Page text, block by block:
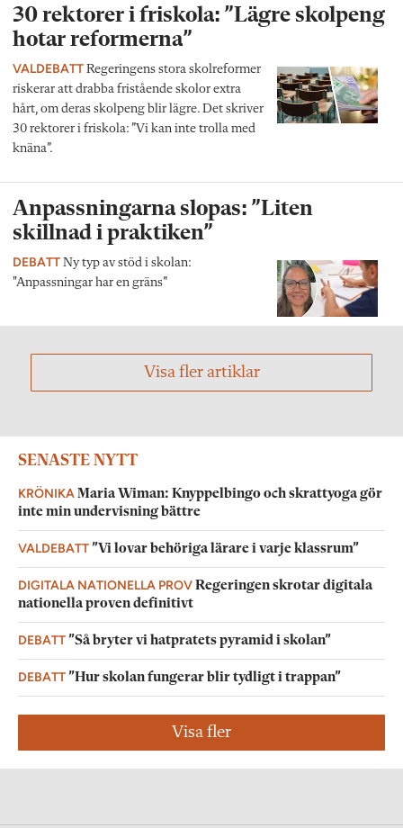
30 rektorer i friskola: ”Lägre skolpeng
hotar reformerna”
VALDEBATT Regeringens stora skolreformer
riskerar att drabba fristående skolor extra
hårt, om deras skolpeng blir lägre. Det skriver
30 rektorer i friskola: ”Vi kan inte trolla med
knäna”.
Anpassningarna slopas: ”Liten
skillnad i praktiken”
DEBATT Ny typ av stöd i skolan:
"Anpassningar har en gräns”
Visa fler artiklar
SENASTE NYTT
KRÖNIKA Maria Wiman: Knyppelbingo och skrattyoga gör
inte min undervisning bättre
VALDEBATT”Vi lovar behöriga lärare i varje klassrum”
DIGITALA NATIONELLA PROVRegeringen skrotar digitala
nationella proven definitivt
DEBATT”Så bryter vi hatpratets pyramid i skolan”
DEBATT”Hur skolan fungerar blir tydligt i trappan”
Visa fler